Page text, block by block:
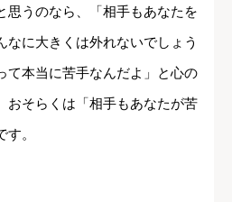
思うのなら、「相手もあなたを
なに大きくは外れないでしょう
て本当に苦手なんだよ」と心の
おそらくは「相手もあなたが苦
。